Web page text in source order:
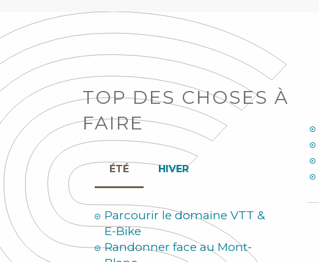
TOP DES CHOSES À
FAIRE
HIVER
ÉTÉ
Parcourir le domaine VTT &
E-Bike
Randonner face au Mont-